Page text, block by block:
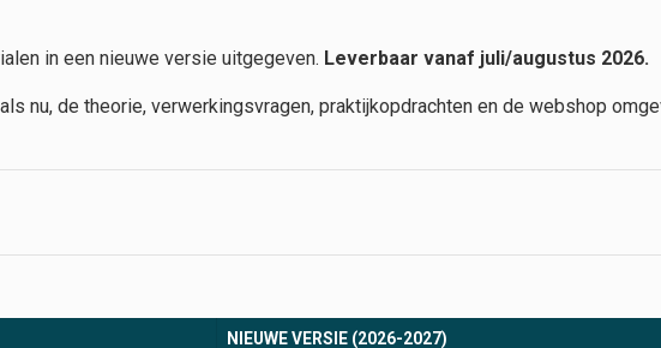
in een nieuwe versie uitgegeven. Leverbaar vanaf juli/augustus 2026.
nu, de theorie, verwerkingsvragen, praktijkopdrachten en de webshop
NIEUWE VERSIE (2026-2027)